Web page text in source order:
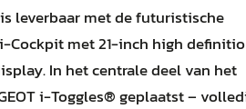
leverbaar met de futuristische
i-Cockpit met 21-inch high
In het centrale deel van het
i-Toggles® geplaatst –